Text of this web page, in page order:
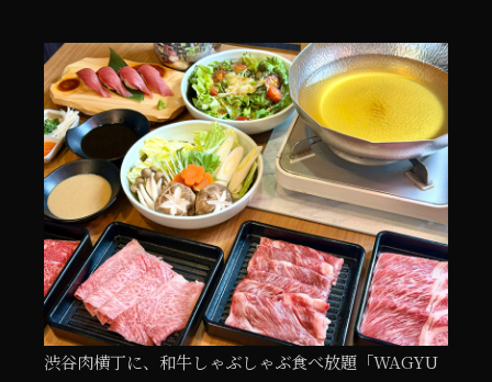
渋谷肉横丁に、和牛しゃぶしゃぶ食べ放題「WAGYU